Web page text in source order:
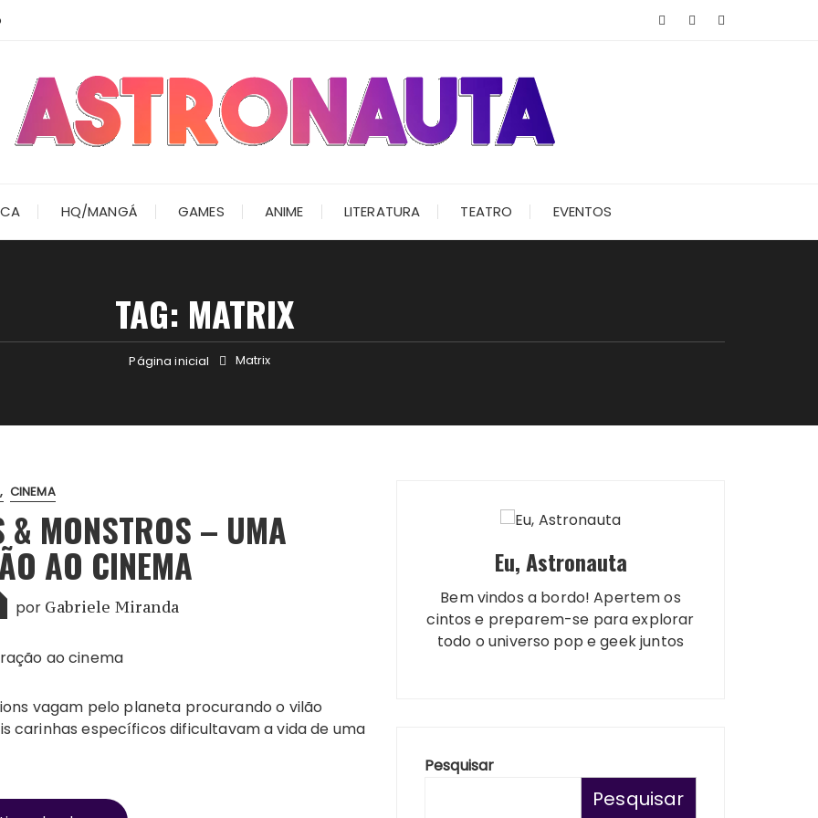
HQ/MANGÁ GAMES ANIME LITERATURA TEATRO EVENTOS
TAG: MATRIX
Página inicial Matrix
CINEMA
& MONSTROS – UMA
AO CINEMA
por Gabriele Miranda
vagam pelo planeta procurando o vilão
carinhas específicos dificultavam a vida de uma
Eu, Astronauta
Bem vindos a bordo! Apertem os
cintos e preparem-se para explorar
todo o universo pop e geek juntos
Pesquisar
Pesquisar